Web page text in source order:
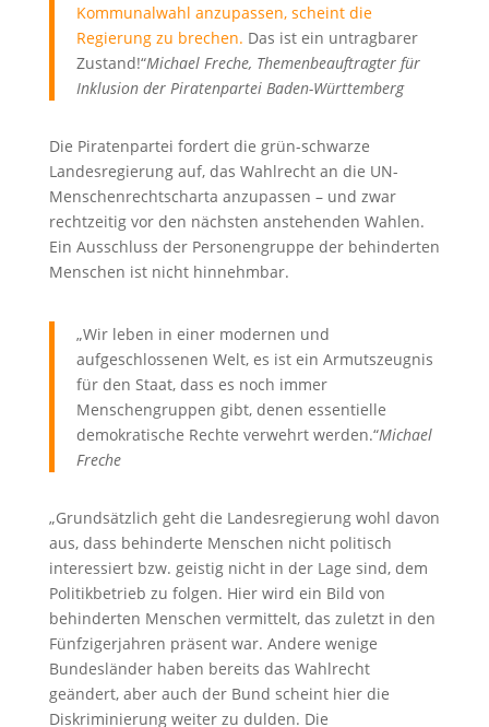
Kommunalwahl anzupassen, scheint die
Regierung zu brechen. Das ist ein untragbarer
Zustand!“Michael Freche, Themenbeauftragter für
Inklusion der Piratenpartei Baden-Württemberg
Die Piratenpartei fordert die grün-schwarze
Landesregierung auf, das Wahlrecht an die UN-
Menschenrechtscharta anzupassen – und zwar
rechtzeitig vor den nächsten anstehenden Wahlen.
Ein Ausschluss der Personengruppe der behinderten
Menschen ist nicht hinnehmbar.
„Wir leben in einer modernen und
aufgeschlossenen Welt, es ist ein Armutszeugnis
für den Staat, dass es noch immer
Menschengruppen gibt, denen essentielle
demokratische Rechte verwehrt werden.“Michael
Freche
„Grundsätzlich geht die Landesregierung wohl davon
aus, dass behinderte Menschen nicht politisch
interessiert bzw. geistig nicht in der Lage sind, dem
Politikbetrieb zu folgen. Hier wird ein Bild von
behinderten Menschen vermittelt, das zuletzt in den
Fünfzigerjahren präsent war. Andere wenige
Bundesländer haben bereits das Wahlrecht
geändert, aber auch der Bund scheint hier die
Diskriminierung weiter zu dulden. Die